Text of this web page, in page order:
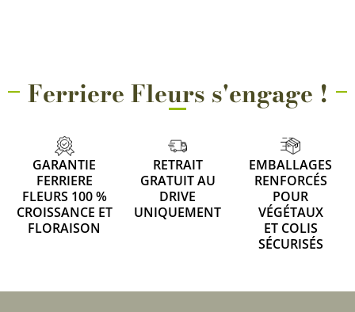
Ferriere Fleurs s'engage !
GARANTIE
FERRIERE
FLEURS 100 %
CROISSANCE ET
FLORAISON
RETRAIT
GRATUIT AU
DRIVE
UNIQUEMENT
EMBALLAGES
RENFORCÉS
POUR
VÉGÉTAUX
ET COLIS
SÉCURISÉS